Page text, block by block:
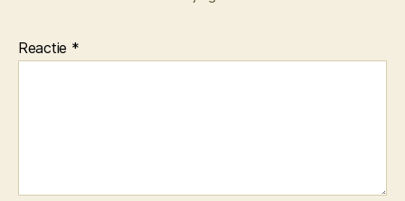
Reactie *